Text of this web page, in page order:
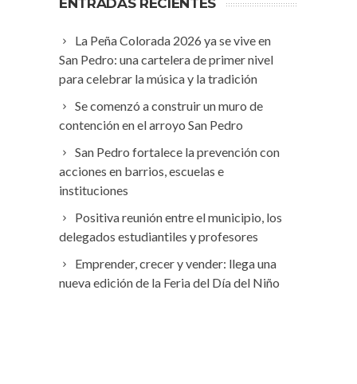
La Peña Colorada 2026 ya se vive en
San Pedro: una cartelera de primer nivel
para celebrar la música y la tradición
Se comenzó a construir un muro de
contención en el arroyo San Pedro
San Pedro fortalece la prevención con
acciones en barrios, escuelas e
instituciones
Positiva reunión entre el municipio, los
delegados estudiantiles y profesores
Emprender, crecer y vender: llega una
nueva edición de la Feria del Día del Niño